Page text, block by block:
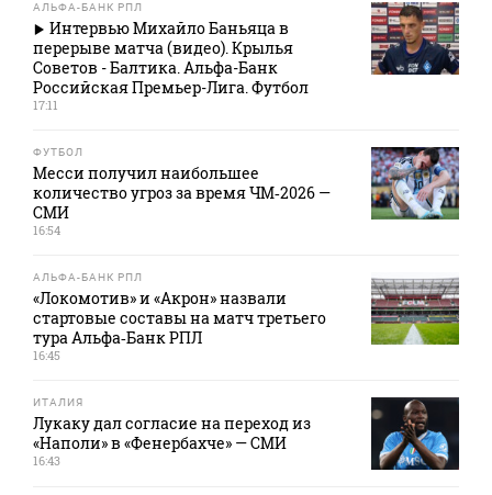
АЛЬФА-БАНК РПЛ
Интервью Михайло Баньяца в
перерыве матча (видео). Крылья
Советов - Балтика. Альфа-Банк
Российская Премьер-Лига. Футбол
17:11
ФУТБОЛ
Месси получил наибольшее
количество угроз за время ЧМ‑2026 —
СМИ
16:54
АЛЬФА-БАНК РПЛ
«Локомотив» и «Акрон» назвали
стартовые составы на матч третьего
тура Альфа‑Банк РПЛ
16:45
ИТАЛИЯ
Лукаку дал согласие на переход из
«Наполи» в «Фенербахче» — СМИ
16:43